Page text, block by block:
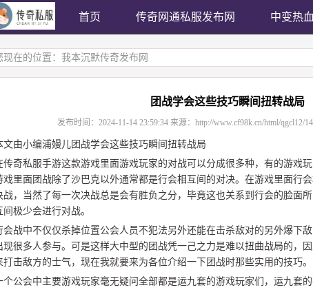
首页 传奇网通私服发布网 中变热
现在的位置： 我本沉默传奇发布网
团战学会这些技巧瞬间扭转战局
发布时间： 2024-11-14 23:59:34 来源： http://www.cf98k.cn/html/qgcl12/
文由小编浦嫚儿团战学会这些技巧瞬间扭转战局
传奇私服手游这款游戏里面游戏玩家的对战可以分成很多种，有的游戏
戏里面团战除了沙巴克以外通常都是行会相互间的对决。在游戏里面行
战，当然了每一次决战总是会有胜负之分，毕竟这也关系到行会的脸面
间极少会进行对战。
会战中不仅仅杀掉位置公会人员不犯法另外还能在击杀敌对的另外爆下
现很多人参与。可是这样大中型的团战凭一己之力是难以扭曲战局的，
打击敌方的士气，现在我就要来为各位介绍一下团战时那些实用的技巧。
个公会中主要游戏玩家毫无疑问全部都是运九套的游戏玩家们，运九套